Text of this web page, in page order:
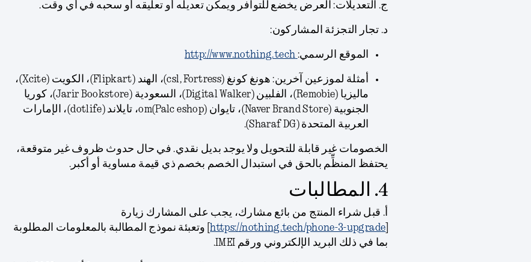
ج. التعديلات:العرض يخضع للتوافر ويمكن تعديله أو تعليقه أو سحبه في أي وقت.
د. تجار التجزئة المشاركون:
الموقع الرسمي: http://www.nothing.tech
أمثلة لموزعين آخرين: هونغ كونغ (csl, Fortress)، الهند (Flipkart)، الكويت (Xcite)،
ماليزيا (Remobie)، الفلبين (Digital Walker)، السعودية (Jarir Bookstore)، كوريا
الجنوبية (Naver Brand Store)، تايوان om(Palc eshop)، تايلاند (dotlife)، الإمارات
العربية المتحدة (Sharaf DG).
الخصومات غير قابلة للتحويل ولا يوجد بديل نقدي. في حال حدوث ظروف غير متوقعة،
يحتفظ المنظِّم بالحق في استبدال الخصم بخصم ذي قيمة مساوية أو أكبر.
4. المطالبات
أ. قبل شراء المنتج من بائع مشارك، يجب على المشارك زيارة
https://nothing.tech/phone-3-upgrade
] وتعبئة نموذج المطالبة بالمعلومات المطلوبة
بما في ذلك البريد الإلكتروني ورقم IMEI.